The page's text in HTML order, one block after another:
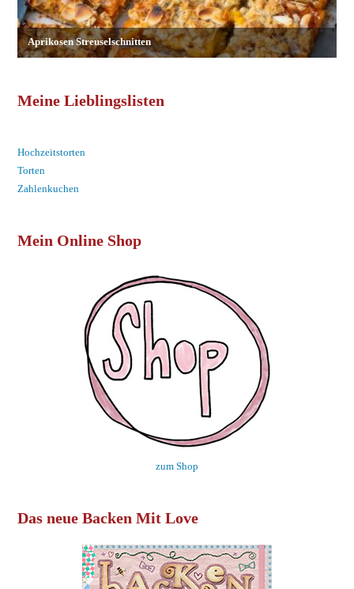
Meine Lieblingslisten
Hochzeitstorten
Torten
Zahlenkuchen
Mein Online Shop
zum Shop
Das neue Backen Mit Love